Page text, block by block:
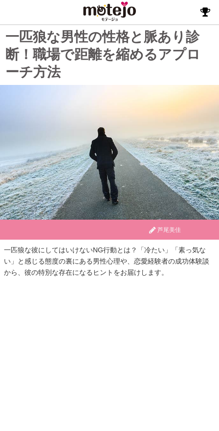
一匹狼な男性の性格と脈あり診
断！職場で距離を縮めるアプロ
ーチ方法
芦尾美佳
一匹狼な彼にしてはいけないNG行動とは？「冷たい」「素っ気な
い」と感じる態度の裏にある男性心理や、恋愛経験者の成功体験談
から、彼の特別な存在になるヒントをお届けします。